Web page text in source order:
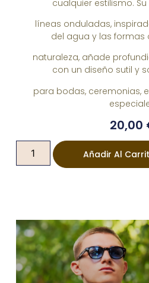
cualquier estilismo.
líneas onduladas,
del agua y las formas
naturaleza, añade
con un diseño sutil y
para bodas, ceremonias,
20,00
Añadir Al